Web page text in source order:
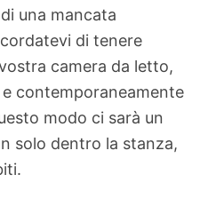
una mancata
di tenere
camera da letto,
contemporaneamente
modo ci sarà un
solo dentro la stanza,